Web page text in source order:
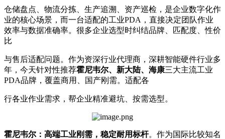
仓储盘点、物流分拣、生产追溯、资产巡检，是企业数字化作
业的核心场景，而一台适配的工业PDA，直接决定团队作业
效率与数据准确率。很多企业选型时纠结品牌、匹配度、性价
比
与售后适配问题。作为资深行业代理商，深耕智能硬件行业多
年，今天针对性推荐霍尼韦尔、新大陆、海康三大主流工业
PDA品牌，覆盖商用、国产刚需。适配各
行各业作业需求，帮企业精准避坑、按需选型。
霍尼韦尔：高端工业刚需，稳定耐用标杆。作为国际比较知名